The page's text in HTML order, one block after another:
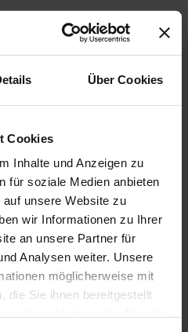
Über Cookies
Cookies
Inhalte und Anzeigen zu
für soziale Medien anbieten
unsere Website zu
wir Informationen zu Ihrer
an unsere Partner für
Analysen weiter. Unsere
möglicherweise mit
die Sie ihnen bereitgestellt